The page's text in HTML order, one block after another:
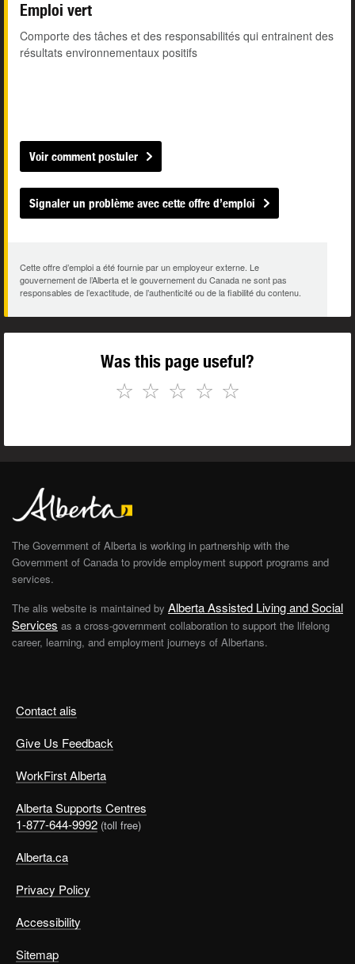
Emploi vert
Comporte des tâches et des responsabilités qui entrainent des
résultats environnementaux positifs
Voir comment postuler
Signaler un problème avec cette offre d’emploi
Cette offre d’emploi a été fournie par un employeur externe. Le
gouvernement de l’Alberta et le gouvernement du Canada ne sont pas
responsables de l’exactitude, de l’authenticité ou de la fiabilité du contenu.
Was this page useful?
☆
☆
☆
☆
☆
Contact alis
Give Us Feedback
WorkFirst Alberta
Alberta Supports Centres
1-877-644-9992 (toll free)
Alberta.ca
Privacy Policy
Accessibility
Sitemap
The Government of Alberta is working in partnership with the
Government of Canada to provide employment support programs and
services.
The alis website is maintained by Alberta Assisted Living and Social
Services as a cross-government collaboration to support the lifelong
career, learning, and employment journeys of Albertans.